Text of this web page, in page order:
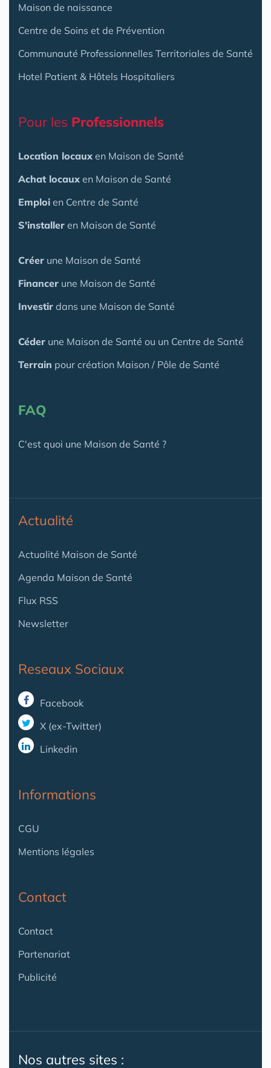
Maison de naissance
Centre de Soins et de Prévention
Communauté Professionnelles Territoriales de Santé
Hotel Patient & Hôtels Hospitaliers
Pour les Professionnels
Location locaux en Maison de Santé
Achat locaux en Maison de Santé
Emploi en Centre de Santé
S'installer en Maison de Santé
Créer une Maison de Santé
Financer une Maison de Santé
Investir dans une Maison de Santé
Céder une Maison de Santé ou un Centre de Santé
Terrain pour création Maison / Pôle de Santé
FAQ
C'est quoi une Maison de Santé ?
Actualité
Actualité Maison de Santé
Agenda Maison de Santé
Flux RSS
Newsletter
Reseaux Sociaux
Facebook
X (ex-Twitter)
Linkedin
Informations
CGU
Mentions légales
Contact
Contact
Partenariat
Publicité
Nos autres sites :